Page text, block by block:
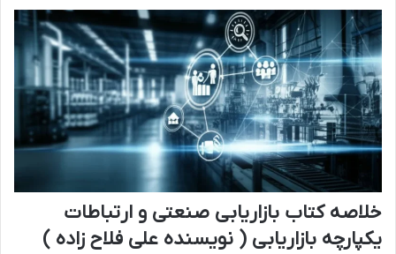
خلاصه کتاب بازاریابی صنعتی و ارتباطات
یکپارچه بازاریابی ( نویسنده علی فلاح زاده )